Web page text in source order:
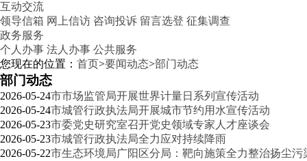
互动交流
领导信箱 网上信访 咨询投诉 留言选登 征集调查
政务服务
个人办事 法人办事 公共服务
您现在的位置： 首页>要闻动态>部门动态
部门动态
2026-05-24市市场监管局开展世界计量日系列宣传活动
2026-05-24市城管行政执法局开展城市节约用水宣传活动
2026-05-23市委党史研究室召开党史领域专家人才座谈会
2026-05-23市城管行政执法局全力应对持续降雨
2026-05-22市生态环境局广阳区分局：靶向施策全力整治扬尘污